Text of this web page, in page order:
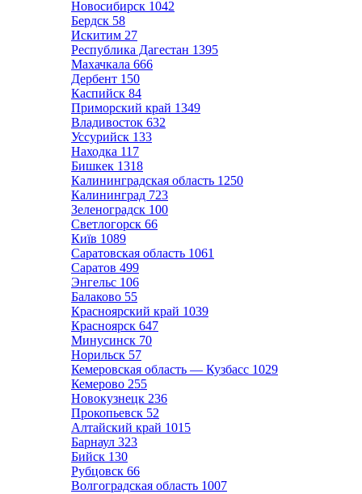
Новосибирск 1042
Бердск 58
Искитим 27
Республика Дагестан 1395
Махачкала 666
Дербент 150
Каспийск 84
Приморский край 1349
Владивосток 632
Уссурийск 133
Находка 117
Бишкек 1318
Калининградская область 1250
Калининград 723
Зеленоградск 100
Светлогорск 66
Київ 1089
Саратовская область 1061
Саратов 499
Энгельс 106
Балаково 55
Красноярский край 1039
Красноярск 647
Минусинск 70
Норильск 57
Кемеровская область — Кузбасс 1029
Кемерово 255
Новокузнецк 236
Прокопьевск 52
Алтайский край 1015
Барнаул 323
Бийск 130
Рубцовск 66
Волгоградская область 1007